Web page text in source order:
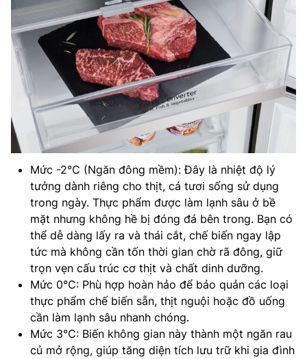
Mức -2℃ (Ngăn đông mềm): Đây là nhiệt độ lý
tưởng dành riêng cho thịt, cá tươi sống sử dụng
trong ngày. Thực phẩm được làm lạnh sâu ở bề
mặt nhưng không hề bị đóng đá bên trong. Bạn có
thể dễ dàng lấy ra và thái cắt, chế biến ngay lập
tức mà không cần tốn thời gian chờ rã đông, giữ
trọn vẹn cấu trúc cơ thịt và chất dinh dưỡng.
Mức 0℃: Phù hợp hoàn hảo để bảo quản các loại
thực phẩm chế biến sẵn, thịt nguội hoặc đồ uống
cần làm lạnh sâu nhanh chóng.
Mức 3℃: Biến không gian này thành một ngăn rau
củ mở rộng, giúp tăng diện tích lưu trữ khi gia đình